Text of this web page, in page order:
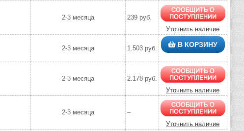
2-3 месяца
239 руб.
Уточнить наличие
2-3 месяца 1.503 руб. В КОРЗИНУ
2-3 месяца
2.178 руб.
Уточнить наличие
2-3 месяца
–
Уточнить наличие